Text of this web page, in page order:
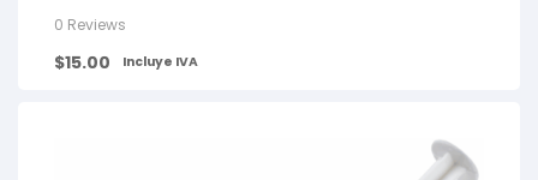
0 Reviews
$15.00 Incluye IVA